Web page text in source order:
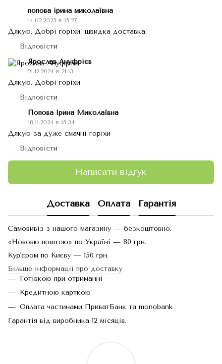
попова ірина миколаївна
14.02.2025 в 15:27
Дякую. Добрі горіхи, швидка доставка.
Відповісти
Ярослав Ануфрієв
21.12.2024 в 21:13
Дякую. Добрі горіхи
Відповісти
Попова Ірина Миколаївна
18.11.2024 в 15:34
Дякую за дуже смачні горіхи
Відповісти
Написати відгук
Доставка Оплата Гарантія
Самовивіз з нашого магазину — безкоштовно.
«Нововю поштою» по Україні — 80 грн.
Кур'єром по Києву — 150 грн.
Більше інформації про доставку
Готівкою при отриманні
Кредитною карткою
Оплата частинами ПриватБанк та monobank
Гарантія від виробника 12 місяців.